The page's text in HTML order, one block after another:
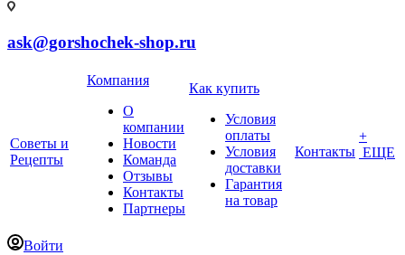
ask@gorshochek-shop.ru
Советы и
Рецепты
Компания
О
компании
Новости
Команда
Отзывы
Контакты
Партнеры
Как купить
Условия
оплаты
Условия
доставки
Гарантия
на товар
Контакты
+
ЕЩЕ
Войти